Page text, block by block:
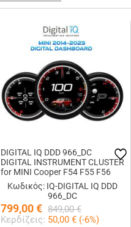
DIGITAL IQ DDD 966_DC
DIGITAL INSTRUMENT CLUSTER
for MINI Cooper F54 F55 F56
F60 mod. 2014-2023)
Κωδικός: IQ-DIGITAL IQ DDD
966_DC
799,00€ 849,00 €
Κερδίζεις: 50,00 € (-6%)